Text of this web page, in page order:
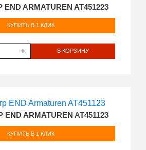
ARMATUREN AT451223
КУПИТЬ В 1 КЛИК
+ В КОРЗИНУ
ARMATUREN AT451123
КУПИТЬ В 1 КЛИК